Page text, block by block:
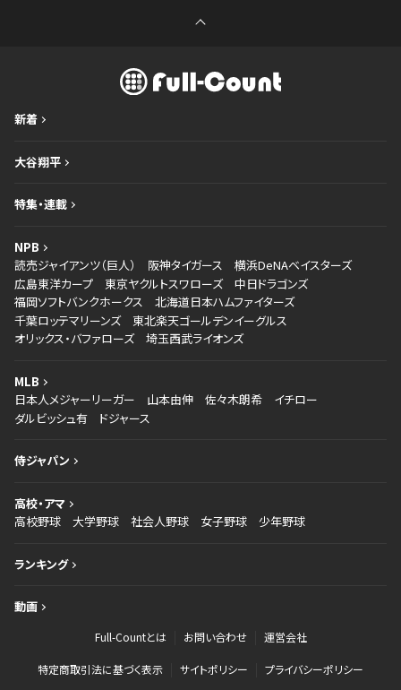
新着
大谷翔平
特集・連載
NPB
読売ジャイアンツ（巨人）
阪神タイガース
横浜DeNAベイスターズ
広島東洋カープ
東京ヤクルトスワローズ
中日ドラゴンズ
福岡ソフトバンクホークス
北海道日本ハムファイターズ
千葉ロッテマリーンズ
東北楽天ゴールデンイーグルス
オリックス・バファローズ
埼玉西武ライオンズ
MLB
日本人メジャーリーガー
山本由伸 佐々木朗希
イチロー
ダルビッシュ有
ドジャース
侍ジャパン
高校・アマ
高校野球
大学野球 社会人野球 女子野球 少年野球
ランキング
動画
Full-Countとは お問い合わせ 運営会社
特定商取引法に基づく表示 サイトポリシー プライバシーポリシー